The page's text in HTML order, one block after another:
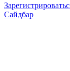
Сайдбар